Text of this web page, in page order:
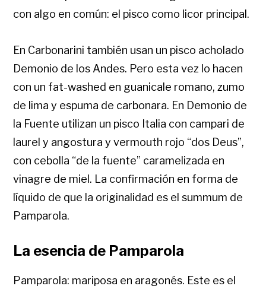
con algo en común: el pisco como licor principal.
En Carbonarini también usan un pisco acholado
Demonio de los Andes. Pero esta vez lo hacen
con un fat-washed en guanicale romano, zumo
de lima y espuma de carbonara. En Demonio de
la Fuente utilizan un pisco Italia con campari de
laurel y angostura y vermouth rojo “dos Deus”,
con cebolla “de la fuente” caramelizada en
vinagre de miel. La confirmación en forma de
líquido de que la originalidad es el summum de
Pamparola.
La esencia de Pamparola
Pamparola: mariposa en aragonés. Este es el